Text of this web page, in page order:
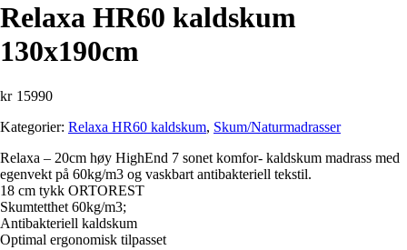
Relaxa HR60 kaldskum
130x190cm
kr 15990
Kategorier: Relaxa HR60 kaldskum, Skum/Naturmadrasser
Relaxa – 20cm høy HighEnd 7 sonet komfor- kaldskum madrass med
egenvekt på 60kg/m3 og vaskbart antibakteriell tekstil.
18 cm tykk ORTOREST
Skumtetthet 60kg/m3;
Antibakteriell kaldskum
Optimal ergonomisk tilpasset